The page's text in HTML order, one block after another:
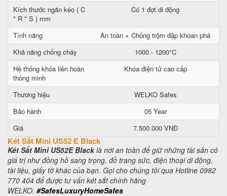
Kích thước ngăn kéo ( C
* R * S ) mm
Có 1 đợt di động
Tính năng
An toàn + Chống trộm đập khoan phá
Khả năng chống cháy
1000 - 1200°C
Hệ thống khóa liên hoàn
thông minh
Khóa điện tử cao cấp
Thương hiệu
WELKO Safes
Bảo hành
05 Year
Giá
7.500.000 VNĐ
Két Sắt Mini US52 E Black
Két Sắt Mini US52E Blacklà nơi an toàn để giữ những tài sản có
giá trị như đồng hồ sang trọng, đồ trang sức, điện thoại di động,
tài liệu, giấy tờ khác của bạn. Gọi cho chúng tôi qua Hotline 0982
770 404 để được tư vấn két sắt chính hãng
WELKO. #SafesLuxuryHomeSafes